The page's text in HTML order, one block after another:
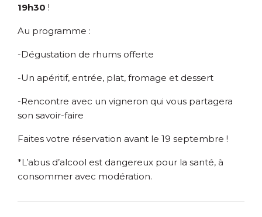
19h30 !
Au programme :
-Dégustation de rhums offerte
-Un apéritif, entrée, plat, fromage et dessert
-Rencontre avec un vigneron qui vous partagera
son savoir-faire
Faites votre réservation avant le 19 septembre !
*L’abus d’alcool est dangereux pour la santé, à
consommer avec modération.